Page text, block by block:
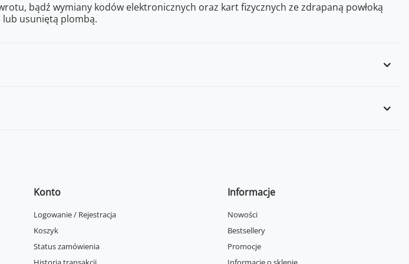
bądź wymiany kodów elektronicznych oraz kart fizycznych ze zdrapaną powłoką
lub usuniętą plombą.
Konto
Logowanie / Rejestracja
Koszyk
Status zamówienia
Informacje
Nowości
Bestsellery
Promocje